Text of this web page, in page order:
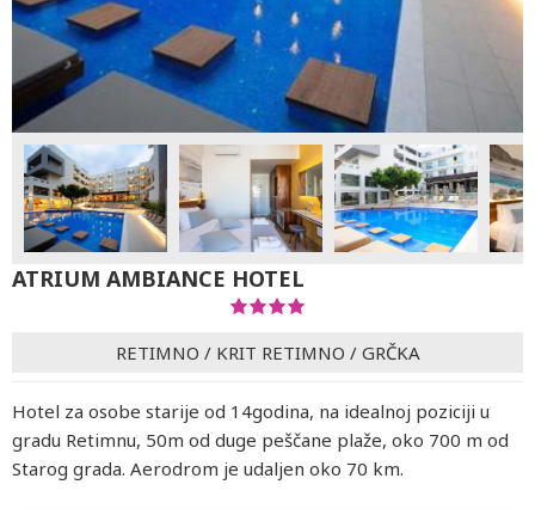
ATRIUM AMBIANCE HOTEL
RETIMNO / KRIT RETIMNO / GRČKA
Hotel za osobe starije od 14godina, na idealnoj poziciji u
gradu Retimnu, 50m od duge peščane plaže, oko 700 m od
Starog grada. Aerodrom je udaljen oko 70 km.